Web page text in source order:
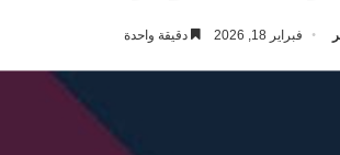
فبراير 18, 2026 دقيقة واحدة